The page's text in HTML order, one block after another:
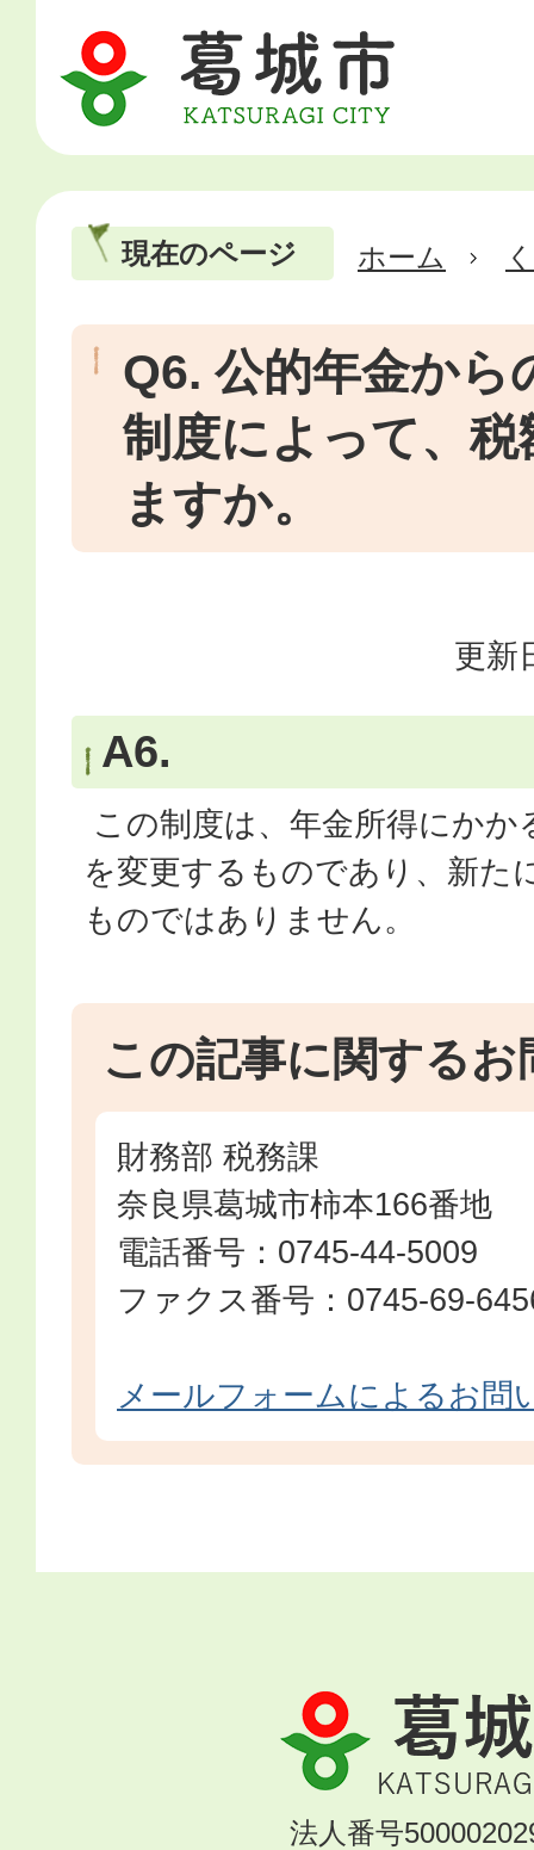
現在のページ ホーム
Q6. 公的年金から
制度によって、
ますか。
更新
A6.
この制度は、年金所得にかか
を変更するものであり、新た
ものではありません。
この記事に関するお
財務部 税務課
奈良県葛城市柿本166番地
電話番号：0745-44-5009
ファクス番号：0745-69-
メールフォームによるお問
葛
城
市
KATSURAGI
法人番号